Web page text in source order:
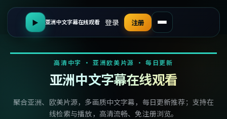
▶ 亚洲中文字幕在线观看 登录 注册
高清中字 · 亚洲欧美片源 · 每日更新
亚洲中文字幕在线观看
聚合亚洲、欧美片源，多画质中文字幕，每日更新推荐；支持在
线检索与播放，高清流畅、免注册浏览。